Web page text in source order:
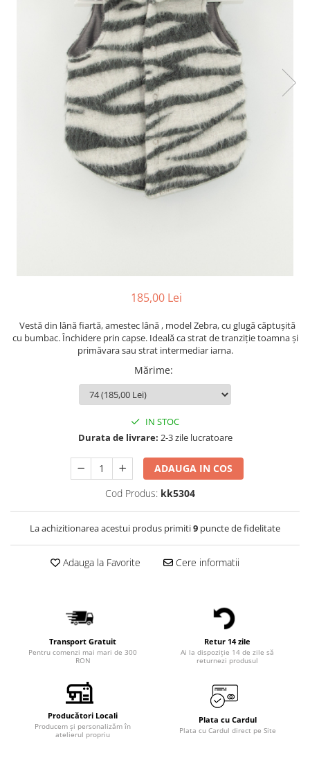
185,00 Lei
Vestă din lână fiartă, amestec lână , model Zebra, cu glugă căptușită
cu bumbac. Închidere prin capse. Ideală ca strat de tranziție toamna și
primăvara sau strat intermediar iarna.
Mărime:
IN STOC
Durata de livrare: 2-3 zile lucratoare
ADAUGA IN COS
Cod Produs: kk5304
La achizitionarea acestui produs primiti9 puncte de fidelitate
Adauga la Favorite Cere informatii
Transport Gratuit
Pentru comenzi mai mari de 300
RON
Retur 14 zile
Ai la dispoziție 14 de zile să
returnezi produsul
Producători Locali
Producem și personalizăm în
atelierul propriu
Plata cu Cardul
Plata cu Cardul direct pe Site